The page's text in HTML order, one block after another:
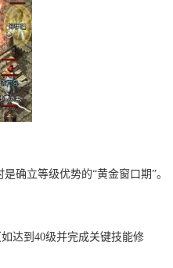
确立等级优势的“黄金窗口期”。
达到40级并完成关键技能修